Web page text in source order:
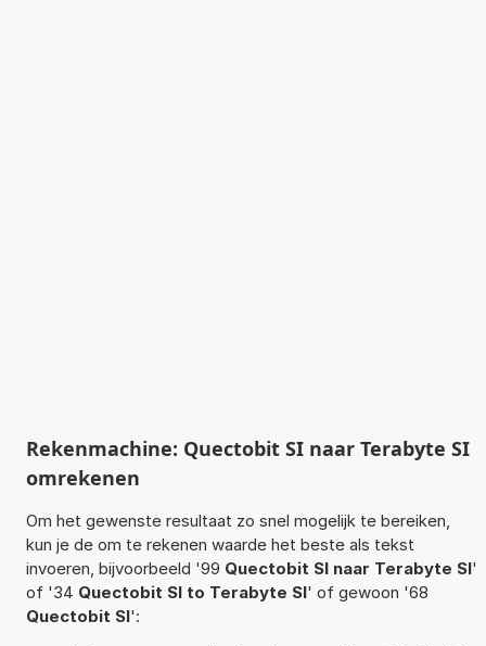
Rekenmachine: Quectobit SI naar Terabyte SI
omrekenen
Om het gewenste resultaat zo snel mogelijk te bereiken,
kun je de om te rekenen waarde het beste als tekst
invoeren, bijvoorbeeld '99 Quectobit SI naar Terabyte SI'
of '34 Quectobit SI to Terabyte SI' of gewoon '68
Quectobit SI':